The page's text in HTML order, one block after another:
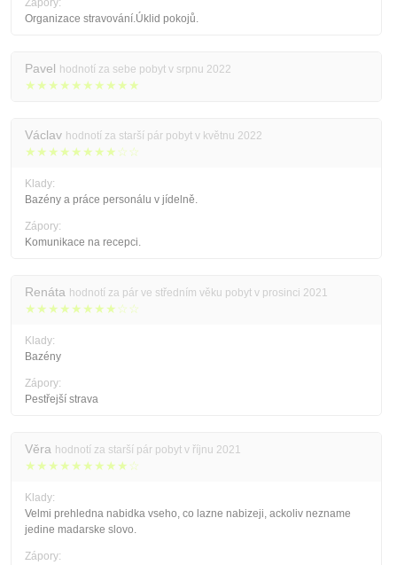
Zápory:
Organizace stravování.Úklid pokojů.
Pavel hodnotí za sebe pobyt v srpnu 2022
★★★★★★★★★★
Václav hodnotí za starší pár pobyt v květnu 2022
★★★★★★★★☆☆
Klady:
Bazény a práce personálu v jídelně.
Zápory:
Komunikace na recepci.
Renáta hodnotí za pár ve středním věku pobyt v prosinci 2021
★★★★★★★★☆☆
Klady:
Bazény
Zápory:
Pestřejší strava
Věra hodnotí za starší pár pobyt v říjnu 2021
★★★★★★★★★☆
Klady:
Velmi prehledna nabidka vseho, co lazne nabizeji, ackoliv nezname
jedine madarske slovo.
Zápory: